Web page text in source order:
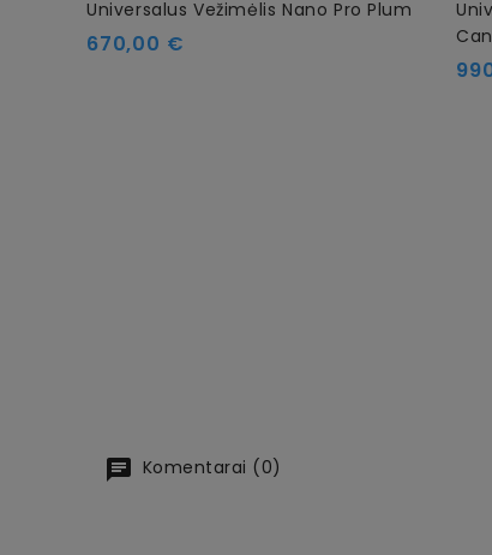
Universalus Vežimėlis Nano Pro Plum
Kaina
670,00 €
Komentarai (0)